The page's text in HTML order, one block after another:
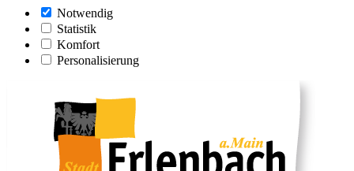
Notwendig
Statistik
Komfort
Personalisierung